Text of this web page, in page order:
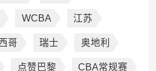
WCBA 江苏
哥 瑞士 奥地利
点赞巴黎 CBA常规赛